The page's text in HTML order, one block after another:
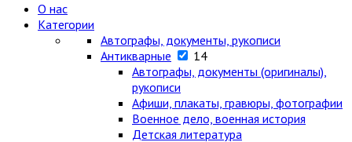
О нас
Категории
Автографы, документы, рукописи
Антикварные
14
Автографы, документы (оригиналы),
рукописи
Афиши, плакаты, гравюры, фотографии
Военное дело, военная история
Детская литература